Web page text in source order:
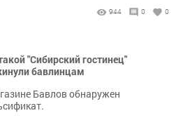
944 0 0
"Сибирский гостинец"
бавлинцам
Бавлов обнаружен